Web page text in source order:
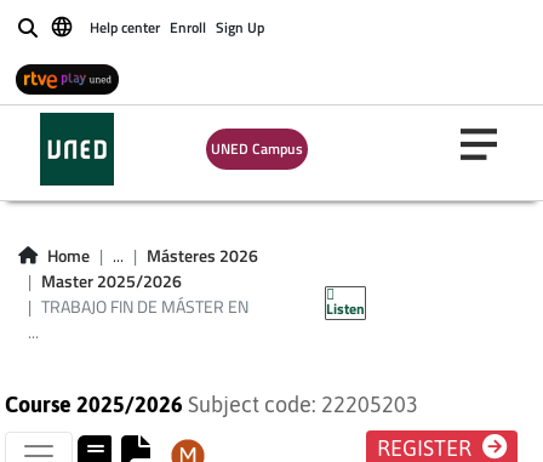
BuscarHelp center Enroll Sign Up
UNED Campus
Home ...
Másteres 2026
Master 2025/2026
TRABAJO FIN DE MÁSTER EN
...
Listen
TRABAJO FIN DE
MÁSTER EN
PSICOLOGÍA
GENERAL
SANITARIA
Course 2025/2026 Subject code: 22205203
REGISTER